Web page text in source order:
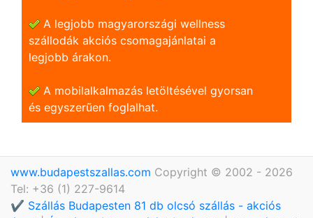
A legjobb magyarországi wellness
szállodák akciós csomagajánlatai a
legjobb árakon.
A mobilalkalmazás letöltésével gyorsan
és egyszerũen foglalhat.
www.budapestszallas.com Copyright © 2002 - 2026
Tel: +36 (1) 227-9614
✔️ Szállás Budapesten 81 db olcsó szállás - akciós